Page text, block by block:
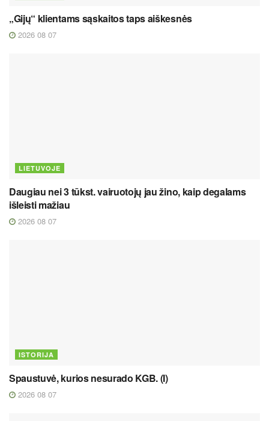
„Gijų“ klientams sąskaitos taps aiškesnės
2026 08 07
LIETUVOJE
Daugiau nei 3 tūkst. vairuotojų jau žino, kaip degalams
išleisti mažiau
2026 08 07
ISTORIJA
Spaustuvė, kurios nesurado KGB. (I)
2026 08 07